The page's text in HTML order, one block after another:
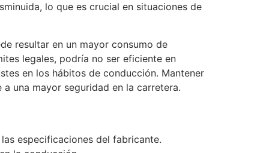
lo que es crucial en situaciones de
resultar en un mayor consumo de
legales, podría no ser eficiente en
en los hábitos de conducción. Mantener
una mayor seguridad en la carretera.
especificaciones del fabricante.